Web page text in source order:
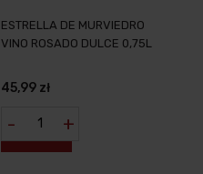
ESTRELLA DE MURVIEDRO
VINO ROSADO DULCE 0,75L
45,99 zł
- +